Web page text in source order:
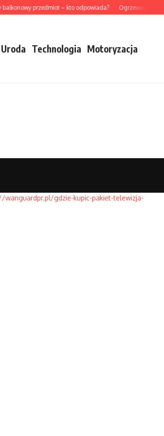
przedmiot – kto odpowiada? Ogrzewacz
Technologia Motoryzacja
wanguardpr.pl/gdzie-kupic-pakiet-telewizja-